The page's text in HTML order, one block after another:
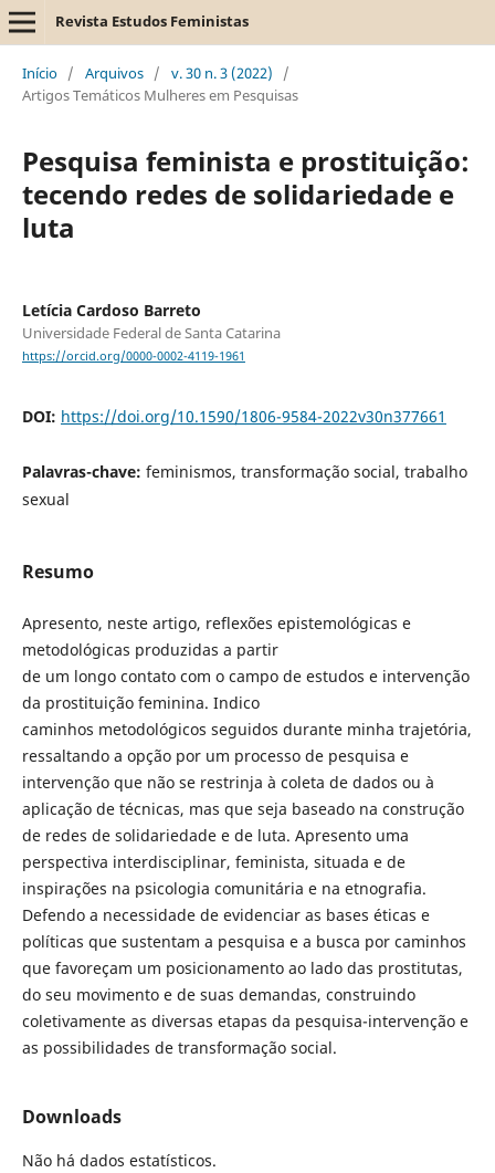
Revista Estudos Feministas
Início / Arquivos / v. 30 n. 3 (2022)
/
Artigos Temáticos Mulheres em Pesquisas
Pesquisa feminista e prostituição:
tecendo redes de solidariedade e
luta
Letícia Cardoso Barreto
Universidade Federal de Santa Catarina
https://orcid.org/0000-0002-4119-1961
DOI: https://doi.org/10.1590/1806-9584-2022v30n377661
Palavras-chave: feminismos, transformação social, trabalho
sexual
Resumo
Apresento, neste artigo, reflexões epistemológicas e
metodológicas produzidas a partir
de um longo contato com o campo de estudos e intervenção
da prostituição feminina. Indico
caminhos metodológicos seguidos durante minha trajetória,
ressaltando a opção por um processo de pesquisa e
intervenção que não se restrinja à coleta de dados ou à
aplicação de técnicas, mas que seja baseado na construção
de redes de solidariedade e de luta. Apresento uma
perspectiva interdisciplinar, feminista, situada e de
inspirações na psicologia comunitária e na etnografia.
Defendo a necessidade de evidenciar as bases éticas e
políticas que sustentam a pesquisa e a busca por caminhos
que favoreçam um posicionamento ao lado das prostitutas,
do seu movimento e de suas demandas, construindo
coletivamente as diversas etapas da pesquisa-intervenção e
as possibilidades de transformação social.
Downloads
Não há dados estatísticos.